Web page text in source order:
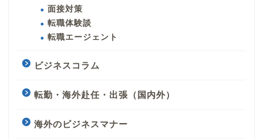
面接対策
転職体験談
転職エージェント
ビジネスコラム
転勤・海外赴任・出張（国内外）
海外のビジネスマナー